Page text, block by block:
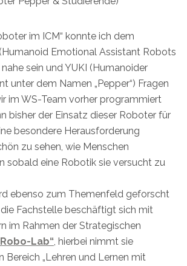
im ICM“ konnte ich dem
(Humanoid Emotional Assistant Robots
sein und YUKI (Humanoider
unter dem Namen „Pepper“) Fragen
im WS-Team vorher programmiert
bisher der Einsatz dieser Roboter für
besondere Herausforderung
zu sehen, wie Menschen
sobald eine Robotik sie versucht zu
ebenso zum Themenfeld geforscht
Fachstelle beschäftigt sich mit
im Rahmen der Strategischen
Robo-Lab“ , hierbei nimmt sie
Bereich „Lehren und Lernen mit